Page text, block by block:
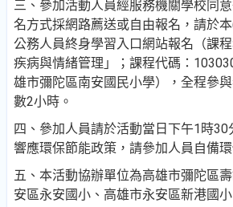
三、參加活動人員經服務機關學校同
名方式採網路薦送或自由報名，請於
公務人員終身學習入口網站報名（課
疾病與情緒管理」；課程代碼：
雄市彌陀區南安國民小學），全程參
數2小時。
四、參加人員請於活動當日下午1時30
響應環保節能政策，請參加人員自備環
五、本活動協辦單位為高雄市彌陀區
安區永安國小、高雄市永安區新港國小